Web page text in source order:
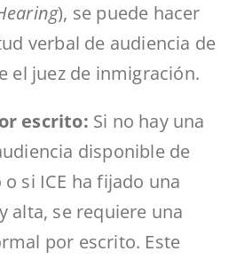
), se puede hacer
verbal de audiencia de
el juez de inmigración.
escrito: Si no hay una
disponible de
si ICE ha fijado una
alta, se requiere una
por escrito. Este